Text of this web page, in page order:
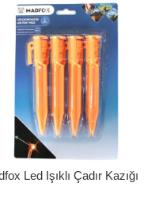
Led Işıklı Çadır Kazığı